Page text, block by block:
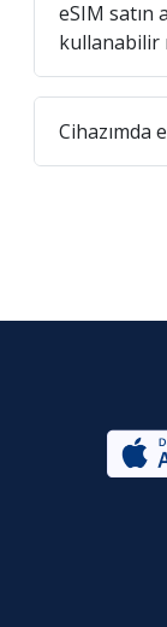
eSIM satın
kullanabilir
Cihazımda